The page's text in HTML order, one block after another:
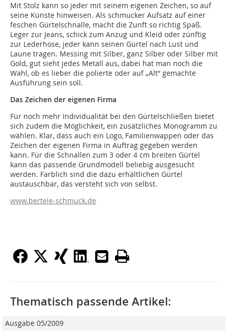
Mit Stolz kann so jeder mit seinem eigenen Zeichen, so auf
seine Künste hinweisen. Als schmucker Aufsatz auf einer
feschen Gürtelschnalle, macht die Zunft so richtig Spaß.
Leger zur Jeans, schick zum Anzug und Kleid oder zünftig
zur Lederhose, jeder kann seinen Gürtel nach Lust und
Laune tragen. Messing mit Silber, ganz Silber oder Silber mit
Gold, gut sieht jedes Metall aus, dabei hat man noch die
Wahl, ob es lieber die polierte oder auf „Alt“ gemachte
Ausführung sein soll.
Das Zeichen der eigenen Firma
Für noch mehr Individualität bei den Gürtelschließen bietet
sich zudem die Möglichkeit, ein zusätzliches Monogramm zu
wählen. Klar, dass auch ein Logo, Familienwappen oder das
Zeichen der eigenen Firma in Auftrag gegeben werden
kann. Für die Schnallen zum 3 oder 4 cm breiten Gürtel
kann das passende Grundmodell beliebig ausgesucht
werden. Farblich sind die dazu erhältlichen Gürtel
austauschbar, das versteht sich von selbst.
www.bertele-schmuck.de
Thematisch passende Artikel:
Ausgabe 05/2009